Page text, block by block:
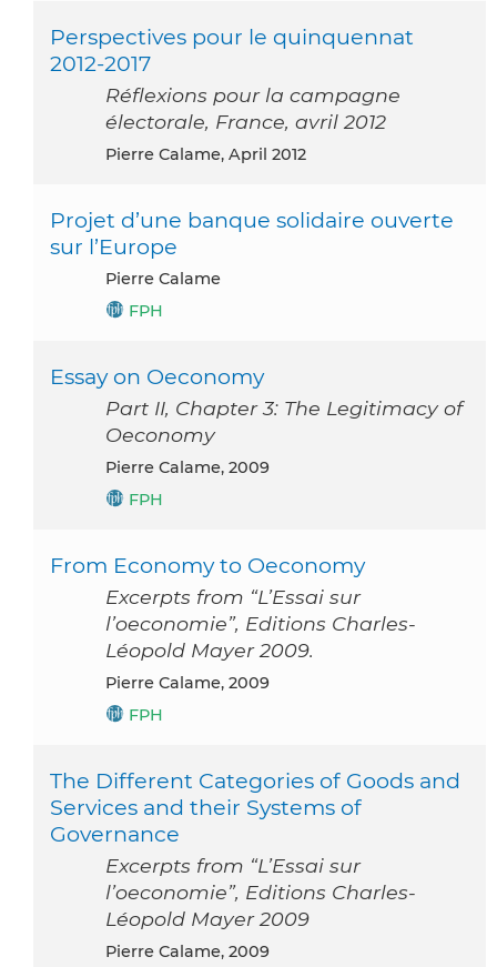
Perspectives pour le quinquennat
2012-2017
Réflexions pour la campagne
électorale, France, avril 2012
Pierre Calame, April 2012
Projet d’une banque solidaire ouverte
sur l’Europe
Pierre Calame
FPH
Essay on Oeconomy
Part II, Chapter 3: The Legitimacy of
Oeconomy
Pierre Calame, 2009
FPH
From Economy to Oeconomy
Excerpts from “L’Essai sur
l’oeconomie”, Editions Charles-
Léopold Mayer 2009.
Pierre Calame, 2009
FPH
The Different Categories of Goods and
Services and their Systems of
Governance
Excerpts from “L’Essai sur
l’oeconomie”, Editions Charles-
Léopold Mayer 2009
Pierre Calame, 2009